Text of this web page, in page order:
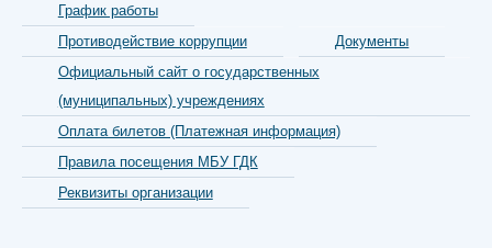
График работы
Противодействие коррупции
Документы
Официальный сайт о государственных
(муниципальных) учреждениях
Оплата билетов (Платежная информация)
Правила посещения МБУ ГДК
Реквизиты организации